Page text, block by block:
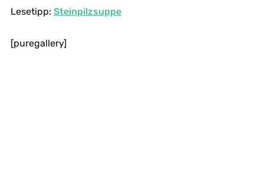
Lesetipp: Steinpilzsuppe
[puregallery]